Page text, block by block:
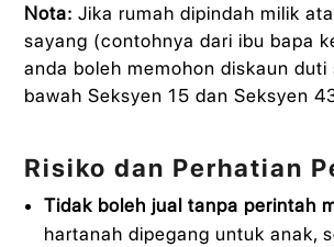
Nota: Jika rumah dipindah milik
sayang (contohnya dari ibu bapa
anda boleh memohon diskaun duti
bawah Seksyen 15 dan Seksyen
Risiko dan Perhatian
Tidak boleh jual tanpa perintah
hartanah dipegang untuk anak,